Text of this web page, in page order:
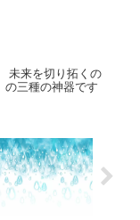
未来を切り拓くの
の三種の神器です